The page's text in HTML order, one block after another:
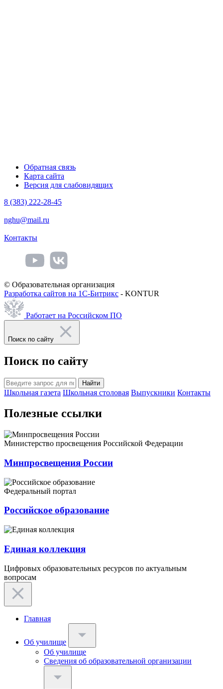
Обратная связь
Карта сайта
Версия для слабовидящих
8 (383) 222-28-45
nghu@mail.ru
Контакты
© Образовательная организация
Разработка сайтов на 1С-Битрикс - KONTUR
Работает на Российском ПО
Поиск по сайту
Поиск по сайту
Найти
Школьная газета Школьная столовая Выпускники Контакты
Полезные ссылки
Министерство просвещения Российской Федерации
Минпросвещения России
Федеральный портал
Российское образование
Единая коллекция
Цифровых образовательных ресурсов по актуальным
вопросам
Главная
Об училище
Об училище
Сведения об образовательной организации